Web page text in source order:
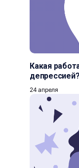
Какая
депрессией?
24 апреля